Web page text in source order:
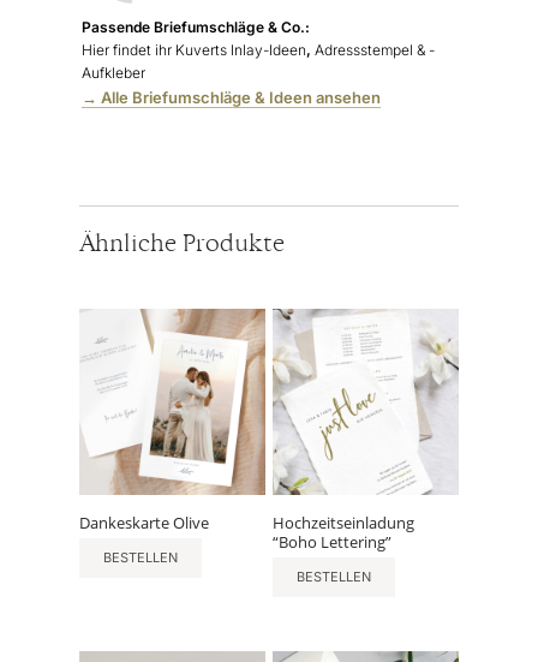
Passende Briefumschläge & Co.:
Hier findet ihr Kuverts Inlay-Ideen, Adressstempel & -
Aufkleber
→ Alle Briefumschläge & Ideen ansehen
Ähnliche Produkte
Dankeskarte Olive
BESTELLEN
Hochzeitseinladung
“Boho Lettering”
BESTELLEN